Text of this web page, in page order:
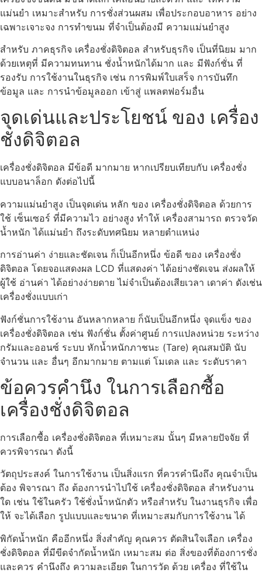
แม่นยำ เหมาะสำหรับ การชั่งส่วนผสม เพื่อประกอบอาหาร อย่าง
เฉพาะเจาะจง การทำขนม ที่จำเป็นต้องมี ความแม่นยำสูง
สำหรับ ภาคธุรกิจ เครื่องชั่งดิจิตอล สำหรับธุรกิจ เป็นที่นิยม มาก
ด้วยเหตุที่ มีความทนทาน ชั่งน้ำหนักได้มาก และ มีฟังก์ชั่น ที่
รองรับ การใช้งานในธุรกิจ เช่น การพิมพ์ใบเสร็จ การบันทึก
ข้อมูล และ การนำข้อมูลออก เข้าสู่ แพลตฟอร์มอื่น
จุดเด่นและประโยชน์ ของ เครื่อง
ชั่งดิจิตอล
เครื่องชั่งดิจิตอล มีข้อดี มากมาย หากเปรียบเทียบกับ เครื่องชั่ง
แบบอนาล็อก ดังต่อไปนี้
ความแม่นยำสูง เป็นจุดเด่น หลัก ของ เครื่องชั่งดิจิตอล ด้วยการ
ใช้ เซ็นเซอร์ ที่มีความไว อย่างสูง ทำให้ เครื่องสามารถ ตรวจวัด
น้ำหนัก ได้แม่นยำ ถึงระดับทศนิยม หลายตำแหน่ง
การอ่านค่า ง่ายและชัดเจน ก็เป็นอีกหนึ่ง ข้อดี ของ เครื่องชั่ง
ดิจิตอล โดยจอแสดงผล LCD ที่แสดงค่า ได้อย่างชัดเจน ส่งผลให้
ผู้ใช้ อ่านค่า ได้อย่างง่ายดาย ไม่จำเป็นต้องเสียเวลา เดาค่า ดังเช่น
เครื่องชั่งแบบเก่า
ฟังก์ชั่นการใช้งาน อันหลากหลาย ก็นับเป็นอีกหนึ่ง จุดแข็ง ของ
เครื่องชั่งดิจิตอล เช่น ฟังก์ชั่น ตั้งค่าศูนย์ การแปลงหน่วย ระหว่าง
กรัมและออนซ์ ระบบ หักน้ำหนักภาชนะ (Tare) คุณสมบัติ นับ
จำนวน และ อื่นๆ อีกมากมาย ตามแต่ โมเดล และ ระดับราคา
ข้อควรคำนึง ในการเลือกซื้อ
เครื่องชั่งดิจิตอล
การเลือกซื้อ เครื่องชั่งดิจิตอล ที่เหมาะสม นั้นๆ มีหลายปัจจัย ที่
ควรพิจารณา ดังนี้
วัตถุประสงค์ ในการใช้งาน เป็นสิ่งแรก ที่ควรคำนึงถึง คุณจำเป็น
ต้อง พิจารณา ถึง ต้องการนำไปใช้ เครื่องชั่งดิจิตอล สำหรับงาน
ใด เช่น ใช้ในครัว ใช้ชั่งน้ำหนักตัว หรือสำหรับ ในงานธุรกิจ เพื่อ
ให้ จะได้เลือก รูปแบบและขนาด ที่เหมาะสมกับการใช้งาน ได้
พิกัดน้ำหนัก คืออีกหนึ่ง สิ่งสำคัญ คุณควร ตัดสินใจเลือก เครื่อง
ชั่งดิจิตอล ที่มีขีดจำกัดน้ำหนัก เหมาะสม ต่อ สิ่งของที่ต้องการชั่ง
และควร คำนึงถึง ความละเอียด ในการวัด ด้วย เครื่อง ที่ใช้ใน